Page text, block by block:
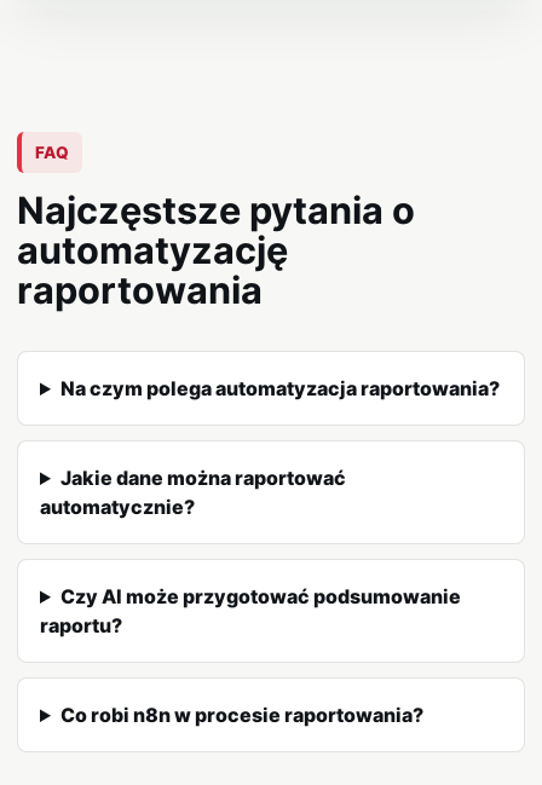
FAQ
Najczęstsze pytania o
automatyzację
raportowania
Na czym polega automatyzacja raportowania?
Jakie dane można raportować
automatycznie?
Czy AI może przygotować podsumowanie
raportu?
Co robi n8n w procesie raportowania?